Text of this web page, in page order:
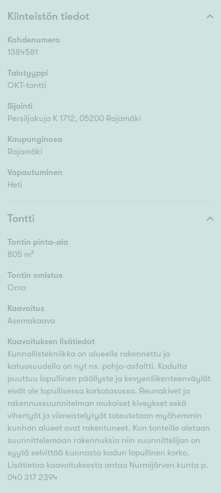
Kiinteistön tiedot
Kohdenumero
1384581
Talotyyppi
OKT-tontti
Sijainti
Persiljakuja K 1712, 05200 Rajamäki
Kaupunginosa
Rajamäki
Vapautuminen
Heti
Tontti
Tontin pinta-ala
805 m²
Tontin omistus
Oma
Kaavoitus
Asemakaava
Kaavoituksen lisätiedot
Kunnallistekniikka on alueelle rakennettu ja
katuosuudella on nyt ns. pohja-asfaltti. Kadulta
puuttuu lopullinen päällyste ja kevyenliikenteenväylät
eivät ole lopullisessa korkotasossa. Reunakivet ja
rakennussuunnitelman mukaiset kiveykset sekä
vihertyöt ja viimeistelytyöt toteutetaan myöhemmin
kunhan alueet ovat rakentuneet. Kun tonteille aletaan
suunnittelemaan rakennuksia niin suunnittelijan on
syytä selvittää kunnasta kadun lopullinen korko.
Lisätietoa kaavoituksesta antaa Nurmijärven kunta p.
040 317 2394